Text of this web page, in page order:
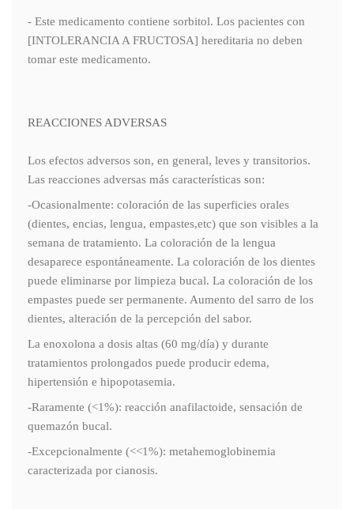
- Este medicamento contiene sorbitol. Los pacientes con
[INTOLERANCIA A FRUCTOSA] hereditaria no deben
tomar este medicamento.
REACCIONES ADVERSAS
Los efectos adversos son, en general, leves y transitorios.
Las reacciones adversas más características son:
-Ocasionalmente: coloración de las superficies orales
(dientes, encias, lengua, empastes,etc) que son visibles a la
semana de tratamiento. La coloración de la lengua
desaparece espontáneamente. La coloración de los dientes
puede eliminarse por limpieza bucal. La coloración de los
empastes puede ser permanente. Aumento del sarro de los
dientes, alteración de la percepción del sabor.
La enoxolona a dosis altas (60 mg/día) y durante
tratamientos prolongados puede producir edema,
hipertensión e hipopotasemia.
-Raramente (<1%): reacción anafilactoide, sensación de
quemazón bucal.
-Excepcionalmente (<<1%): metahemoglobinemia
caracterizada por cianosis.